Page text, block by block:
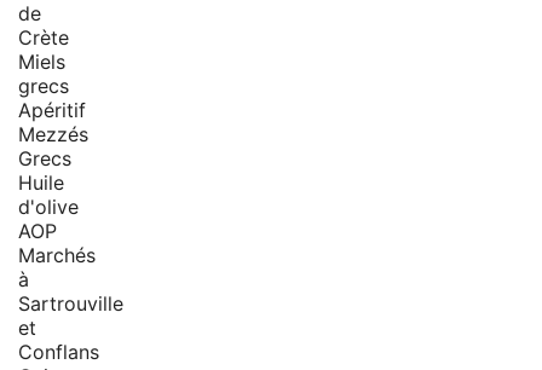
de
Crète
Miels
grecs
Apéritif
Mezzés
Grecs
Huile
d'olive
AOP
Marchés
à
Sartrouville
et
Conflans